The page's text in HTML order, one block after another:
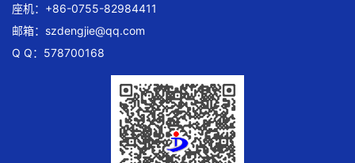
座机：+86-0755-82984411
邮箱： szdengjie@qq.com
Q Q：578700168